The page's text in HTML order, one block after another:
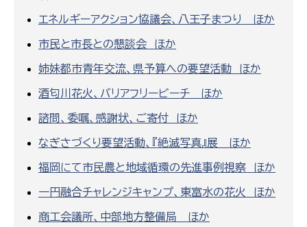
エネルギーアクション協議会、八王子まつり ほか
市民と市長との懇談会 ほか
姉妹都市青年交流、県予算への要望活動 ほか
酒匂川花火、バリアフリービーチ ほか
諮問、委嘱、感謝状、ご寄付 ほか
なぎさづくり要望活動、『絶滅写真』展 ほか
福岡にて市民農と地域循環の先進事例視察 ほか
一円融合チャレンジキャンプ、東富水の花火 ほか
商工会議所、中部地方整備局 ほか